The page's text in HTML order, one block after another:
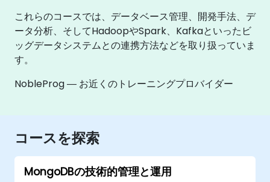
これらのコースでは、データベース管理、開発手法、デ
ータ分析、そしてHadoopやSpark、Kafkaといったビ
ッグデータシステムとの連携方法などを取り扱っていま
す。
NobleProg ― お近くのトレーニングプロバイダー
コースを探索
MongoDBの技術的管理と運用